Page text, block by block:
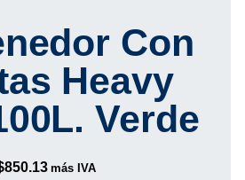
Con
Heavy
Verde
850.13 más IVA